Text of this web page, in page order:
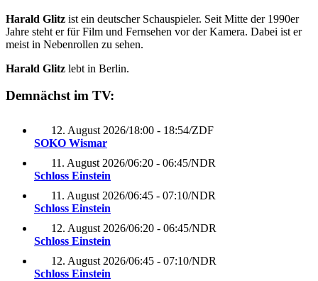
Harald Glitz ist ein deutscher Schauspieler. Seit Mitte der 1990er
Jahre steht er für Film und Fernsehen vor der Kamera. Dabei ist er
meist in Nebenrollen zu sehen.
Harald Glitz lebt in Berlin.
Demnächst im TV:
12. August 2026/18:00 - 18:54/ZDF
SOKO Wismar
11. August 2026/06:20 - 06:45/NDR
Schloss Einstein
11. August 2026/06:45 - 07:10/NDR
Schloss Einstein
12. August 2026/06:20 - 06:45/NDR
Schloss Einstein
12. August 2026/06:45 - 07:10/NDR
Schloss Einstein